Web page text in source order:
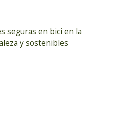
seguras en bici en la
y sostenibles